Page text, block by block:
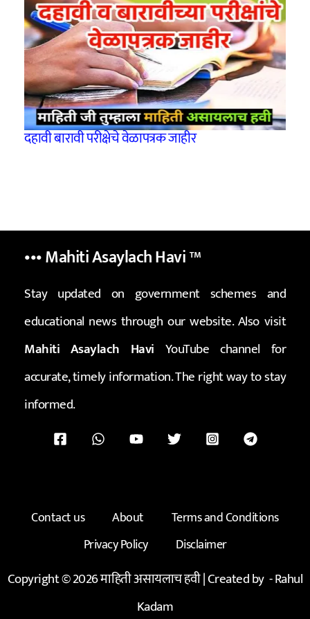
दहावी बारावी परीक्षेचे वेळापत्रक जाहीर
••• Mahiti Asaylach Havi™
Stay updated on government schemes and
educational news through our website. Also visit
Mahiti Asaylach Havi YouTube channel for
accurate, timely information. The right way to stay
informed.
Contact us About
Terms and Conditions
Privacy Policy
Disclaimer
Copyright © 2026 माहिती असायलाच हवी | Created by -Rahul
Kadam